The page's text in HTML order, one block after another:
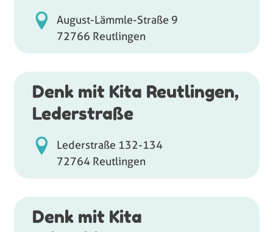
August-Lämmle-Straße 9
72766 Reutlingen
Denk mit Kita Reutlingen,
Lederstraße
Lederstraße 132-134
72764 Reutlingen
Denk mit Kita